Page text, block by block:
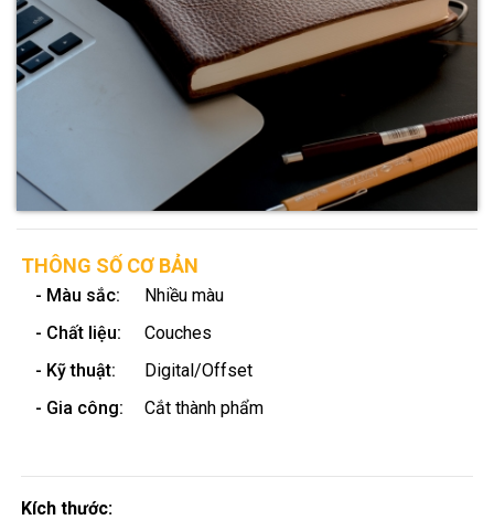
THÔNG SỐ CƠ BẢN
- Màu sắc:
Nhiều màu
- Chất liệu:
Couches
- Kỹ thuật:
Digital/Offset
- Gia công:
Cắt thành phẩm
Kích thước: